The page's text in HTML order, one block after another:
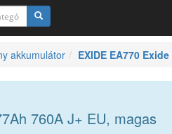
akkumulátor EXIDE EA770
760A J+ EU, magas